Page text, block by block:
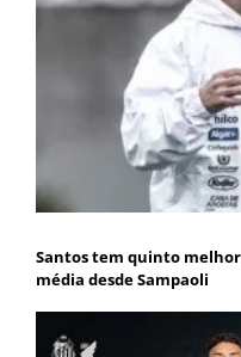
Santos tem quinto
média desde Sampaoli